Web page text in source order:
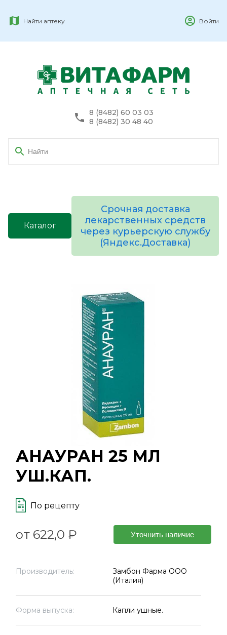
Найти аптеку Войти
8 (8482) 60 03 03
8 (8482) 30 48 40
Каталог
Срочная доставка
лекарственных средств
через курьерскую службу
(Яндекс.Доставка)
АНАУРАН 25 МЛ
УШ.КАП.
По рецепту
от 622,0 ₽ Уточнить наличие
Производитель:
Замбон Фарма ООО
(Италия)
Форма выпуска: Капли ушные.